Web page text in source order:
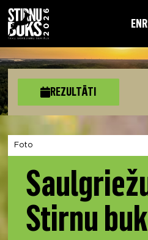
EN
REZULTĀTI
Stirnu